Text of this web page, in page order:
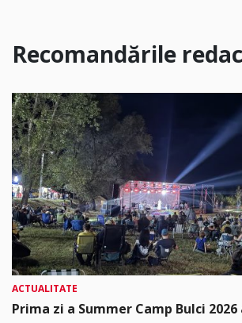
Recomandările
ACTUALITATE
Prima zi a Summer Camp Bulci